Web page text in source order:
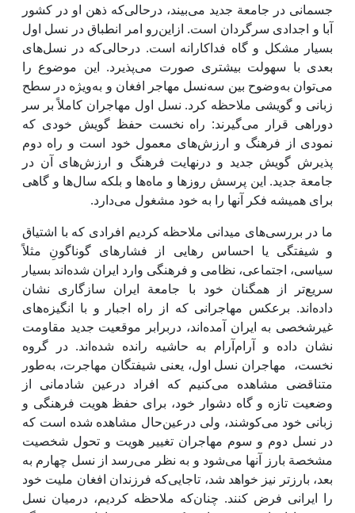
جسمانی در جامعة جدید می‌بیند، درحالی‌که ذهن او در کشور
آبا و اجدادی سرگردان است. ازاین‌رو امر انطباق در نسل اول
بسیار مشکل و گاه فداکارانه است. درحالی‌که در نسل‌های
بعدی با سهولت بیشتری صورت می‌پذیرد. این موضوع را
می‌توان به‌وضوح بین سه‌نسل مهاجر افغان و به‌ویژه در سطح
زبانی و گویشی ملاحظه کرد. نسل اول مهاجران کاملاً بر سر
دوراهی قرار می‌گیرند: راه نخست حفظ گویش خودی که
نمودی از فرهنگ و ارزش‌های معمول خود است و راه دوم
پذیرش گویش جدید و درنهایت فرهنگ و ارزش‌های آن در
جامعة جدید. این پرسش روزها و ماه‌ها و بلکه سال‌ها و گاهی
برای همیشه فکر آنها را به خود مشغول می‌دارد.
ما در بررسی‌های میدانی ملاحظه کردیم افرادی که با اشتیاق
و شیفتگی یا احساس رهایی از فشارهای گوناگونِ مثلاً
سیاسی، اجتماعی، نظامی و فرهنگی وارد ایران شده‌اند بسیار
سریع‌تر از همگنان خود با جامعة ایران سازگاری نشان
داده‌اند. برعکس مهاجرانی که از راه اجبار و با انگیزه‌های
غیرشخصی به ایران آمده‌اند، دربرابر موقعیت جدید مقاومت
نشان داده و آرام‌آرام به حاشیه رانده شده‌اند. در گروه
نخست، مهاجران نسل اول، یعنی شیفتگان مهاجرت، به‌‌طور
متناقضی مشاهده می‌کنیم که افراد درعین شادمانی از
وضعیت‌ تازه و گاه دشوار خود، برای حفظ هویت فرهنگی و
زبانی خود می‌کوشند، ولی درعین‌حال مشاهده شده است که
در نسل دوم و سوم مهاجران تغییر هویت و تحول شخصیت
مشخصة بارز آنها می‌شود و به نظر می‌رسد از نسل چهارم به
بعد، بارزتر نیز خواهد شد، تاجایی‌که فرزندان افغان ملیت خود
را ایرانی فرض کنند. چنان‌که ملاحظه کردیم، درمیان نسل